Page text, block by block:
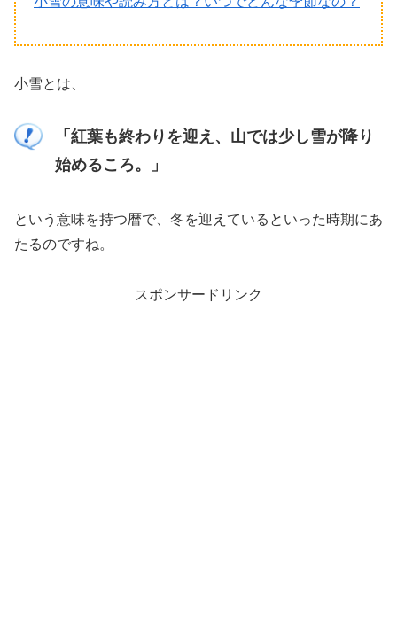
小雪とは、
「紅葉も終わりを迎え、山では少し雪が降り
始めるころ。」
という意味を持つ暦で、冬を迎えているといった時期にあ
たるのですね。
スポンサードリンク